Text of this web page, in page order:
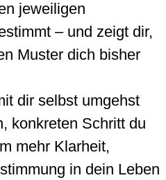
jeweiligen
– und zeigt dir,
Muster dich bisher
dir selbst umgehst
konkreten Schritt du
mehr Klarheit,
in dein Leben